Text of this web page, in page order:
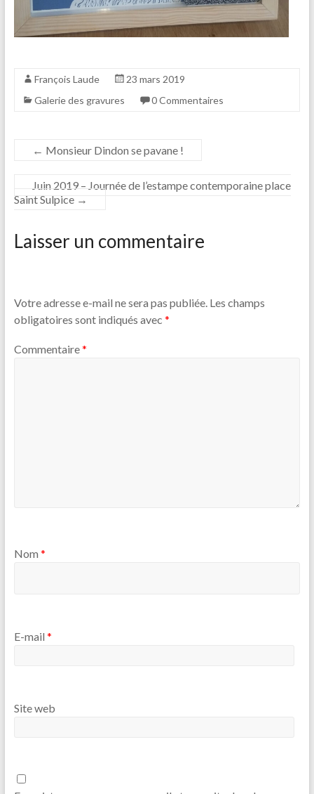
François Laude
23 mars 2019
Galerie des gravures
0 Commentaires
← Monsieur Dindon se pavane !
Juin 2019 – Journée de l’estampe contemporaine place
Saint Sulpice →
Laisser un commentaire
Votre adresse e-mail ne sera pas publiée. Les champs
obligatoires sont indiqués avec *
Commentaire*
Nom *
E-mail *
Site web